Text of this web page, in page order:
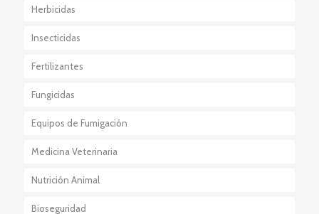
Herbicidas
Insecticidas
Fertilizantes
Fungicidas
Equipos de Fumigación
Medicina Veterinaria
Nutrición Animal
Bioseguridad